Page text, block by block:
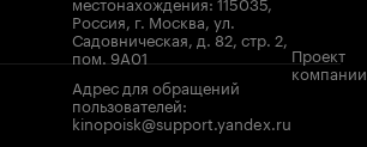
Россия, г. Москва, ул.
Садовническая, д. 82, стр. 2,
пом. 9А01
Адрес для обращений
пользователей:
kinopoisk@support.yandex.ru
Проект
компании